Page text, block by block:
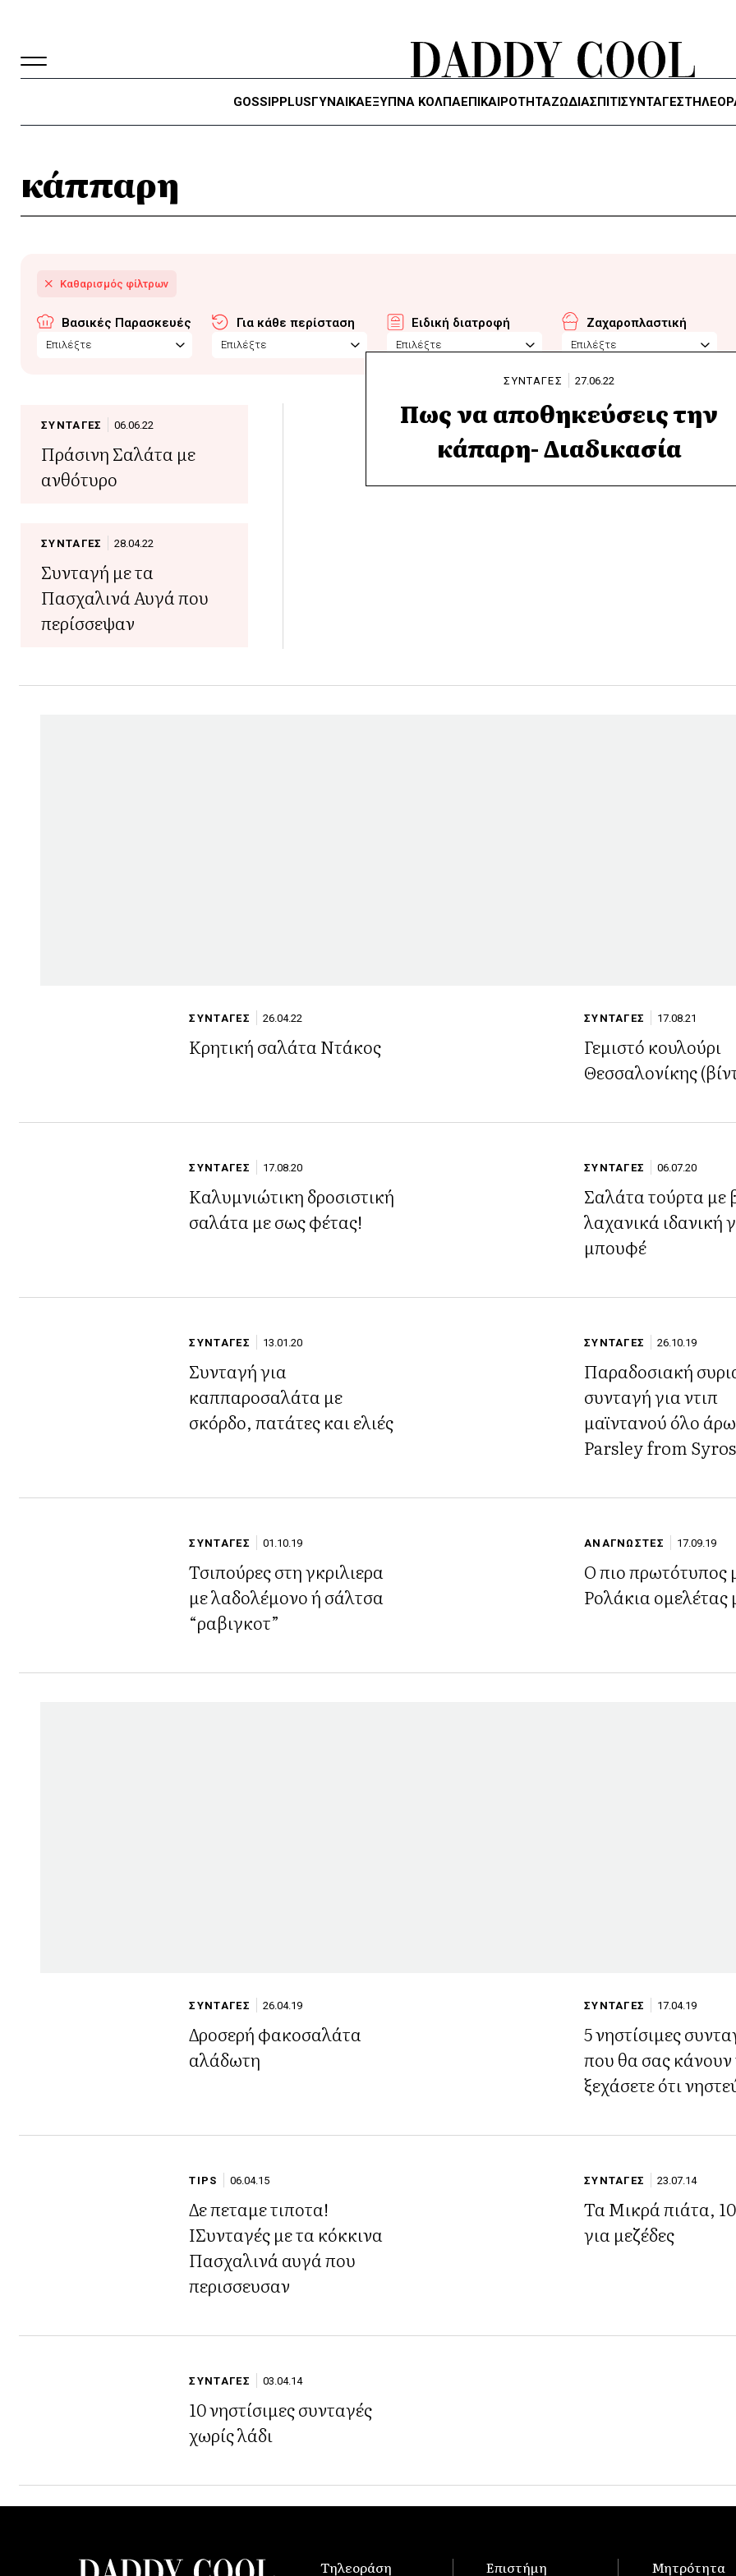
GOSSIPPLUSΓΥΝΑΙΚΑΈΞΥΠΝΑ ΚΌΛΠΑΕΠΙΚΑΙΡΟΤΗΤΑΖΏΔΙΑΣΠΙΤΙΣΥΝΤΑΓΕΣ
κάππαρη
Βασικές Παρασκευές
Επιλέξτε
Για κάθε περίσταση
Επιλέξτε
Ειδική διατροφή
Επιλέξτε
Ζαχαροπλαστική
Επιλέξτε
ΣΥΝΤΑΓΕΣ 27.06.22
Πως να αποθηκεύσεις την
κάπαρη- Διαδικασία
ΣΥΝΤΑΓΕΣ 06.06.22
Πράσινη Σαλάτα με
ανθότυρο
ΣΥΝΤΑΓΕΣ 28.04.22
Συνταγή με τα
Πασχαλινά Αυγά που
περίσσεψαν
ΣΥΝΤΑΓΕΣ 26.04.22
Κρητική σαλάτα Ντάκος
ΣΥΝΤΑΓΕΣ 17.08.21
Γεμιστό κουλούρι
Θεσσαλονίκης
ΣΥΝΤΑΓΕΣ 17.08.20
Καλυμνιώτικη δροσιστική
σαλάτα με σως φέτας!
ΣΥΝΤΑΓΕΣ 06.07.20
Σαλάτα τούρτα με
λαχανικά ιδανική
μπουφέ
ΣΥΝΤΑΓΕΣ 13.01.20
Συνταγή για
καππαροσαλάτα με
σκόρδο, πατάτες και ελιές
ΣΥΝΤΑΓΕΣ 26.10.19
Παραδοσιακή
συνταγή για ντιπ
μαϊντανού όλο
Parsley from
ΣΥΝΤΑΓΕΣ 01.10.19
Τσιπούρες στη γκριλιερα
με λαδολέμονο ή σάλτσα
“ραβιγκοτ”
ΑΝΑΓΝΩΣΤΕΣ 17.09.19
Ο πιο πρωτότυπος
Ρολάκια ομελέτας
ΣΥΝΤΑΓΕΣ 26.04.19
Δροσερή φακοσαλάτα
αλάδωτη
ΣΥΝΤΑΓΕΣ 17.04.19
5 νηστίσιμες
που θα σας κάνουν
ξεχάσετε ότι
TIPS 06.04.15
Δε πεταμε τιποτα!
ΙΣυνταγές με τα κόκκινα
Πασχαλινά αυγά που
περισσευσαν
ΣΥΝΤΑΓΕΣ 23.07.14
Τα Μικρά πιάτα, 100 ιδέες
για μεζέδες
ΣΥΝΤΑΓΕΣ 03.04.14
10 νηστίσιμες συνταγές
χωρίς λάδι
Τηλεοράση Επιστήμη Μητρότητα